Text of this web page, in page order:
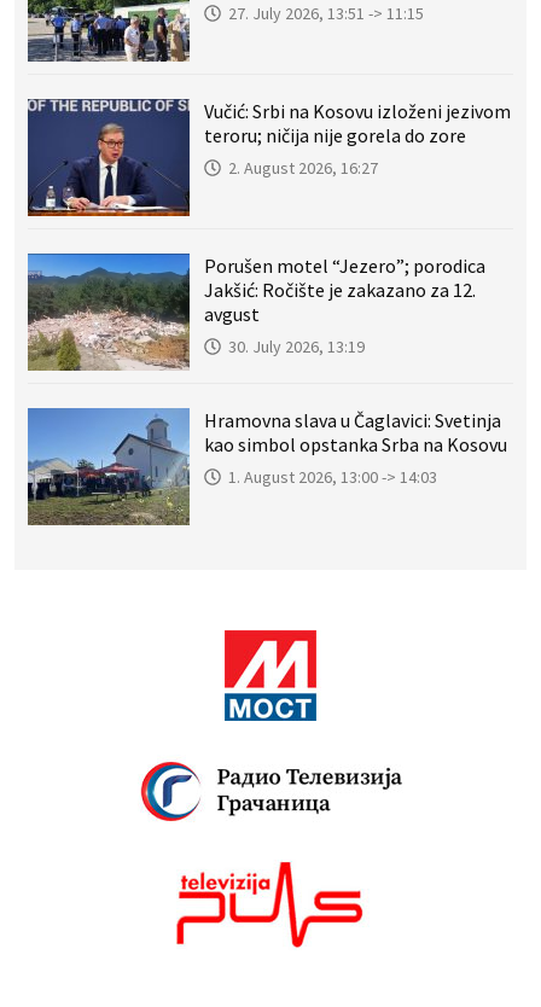
27. July 2026, 13:51 -> 11:15
Vučić: Srbi na Kosovu izloženi jezivom
teroru; ničija nije gorela do zore
2. August 2026, 16:27
Porušen motel “Jezero”; porodica
Jakšić: Ročište je zakazano za 12.
avgust
30. July 2026, 13:19
Hramovna slava u Čaglavici: Svetinja
kao simbol opstanka Srba na Kosovu
1. August 2026, 13:00 -> 14:03